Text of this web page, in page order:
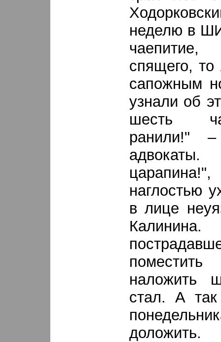
неделю в
спящего, то
сапожным
узнали об
шесть
ранили!" –
наглостью
в лице
наложить
стал. А
доложить.